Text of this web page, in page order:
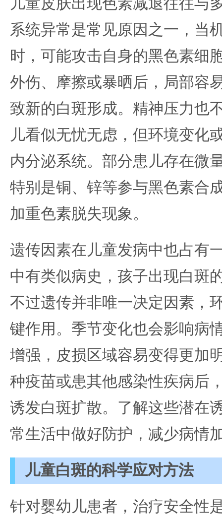
儿童皮肤出现色素减退往往与
系统异常是常见原因之一，当
时，可能攻击自身的黑色素细
外伤、摩擦或暴晒后，局部容
致新的白斑形成。精神压力也
儿看似无忧无虑，但环境变化
内分泌系统。部分患儿存在微
特别是铜、锌等参与黑色素合
加重色素脱失现象。
遗传因素在儿童发病中也占有
中有类似病史，孩子出现白斑
不过遗传并非唯一决定因素，
键作用。季节变化也会影响病
增强，皮损区域容易变得更加
种疫苗或患其他感染性疾病后
诱发白斑扩散。了解这些潜在
常生活中做好防护，减少病情
儿童白斑的科学应对方法
针对婴幼儿患者，治疗安全性